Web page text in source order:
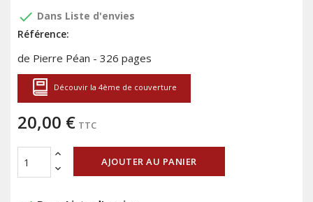
done Dans Liste d'envies
Référence:
de Pierre Péan - 326 pages
Découvir la 4ème de couverture
20,00 € TTC
AJOUTER AU PANIER